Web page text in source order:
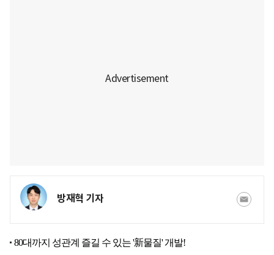
방재혁 기자